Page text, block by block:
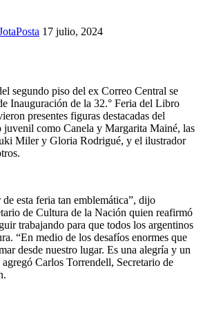
17 julio, 2024
segundo piso del ex Correo Central se
Inauguración de la 32.° Feria del Libro
presentes figuras destacadas del
como Canela y Margarita Mainé, las
Miler y Gloria Rodrigué, y el ilustrador
esta feria tan emblemática”, dijo
de Cultura de la Nación quien reafirmó
trabajando para que todos los argentinos
“En medio de los desafíos enormes que
desde nuestro lugar. Es una alegría y un
Carlos Torrendell, Secretario de